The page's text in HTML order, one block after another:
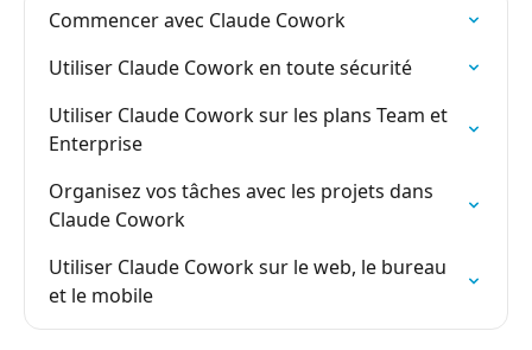
Commencer avec Claude Cowork
Utiliser Claude Cowork en toute sécurité
Utiliser Claude Cowork sur les plans Team et
Enterprise
Organisez vos tâches avec les projets dans
Claude Cowork
Utiliser Claude Cowork sur le web, le bureau
et le mobile